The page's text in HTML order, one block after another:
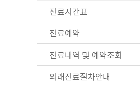
진료시간표
진료예약
진료내역 및 예약조회
외래진료절차안내